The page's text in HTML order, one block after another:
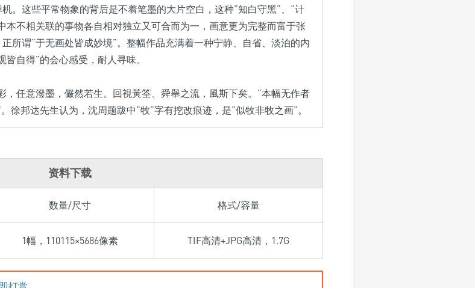
。这些平常物象的背后是不着笔墨的大片空白，这种“知白守黑”、“计
本不相关联的事物各自相对独立又可合而为一，画意更为完整而富于张
所谓“于无画处皆成妙境”。整幅作品充满着一种宁静、自省、淡泊的内
自得”的会心感受，耐人寻味。
，任意潑墨，儼然若生。回視黃筌、舜舉之流，風斯下矣。”本幅无作者
徐邦达先生认为，沈周题跋中“牧”字有挖改痕迹，是“似牧非牧之画”。
资料下载
数量/尺寸 格式/容量
1幅，110115×5686像素 TIF高清+JPG高清，1.7G